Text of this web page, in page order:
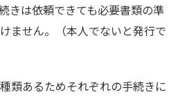
きは依頼できても必要書類の準
ません。（本人でないと発行で
類あるためそれぞれの手続きに